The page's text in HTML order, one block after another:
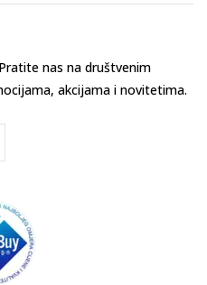
nas na društvenim
akcijama i novitetima.